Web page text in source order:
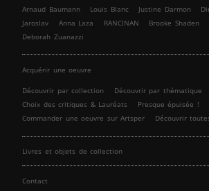
Arnaud Baumann Louis Blanc Justine Darmon
Jaroslav
Anna Laza RANCINAN Brooke Shaden
Deborah Zuanazzi
Acquérir une oeuvre
Découvrir par collection
Découvrir par thématique
Choix des critiques & Lauréats
Presque épuisée !
Commander une oeuvre sur Artsper
Découvrir
Livres et objets de collection
Contact